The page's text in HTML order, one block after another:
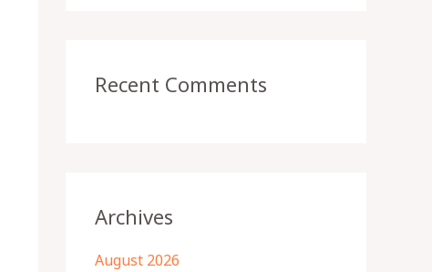
Recent Comments
Archives
August 2026